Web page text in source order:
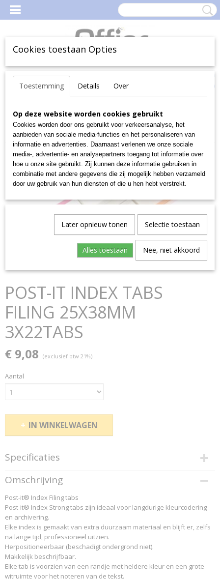
Inloggen Registreren
Uw Winkelwagen
(0)
Home >Kantoorartikelen>Schriften, memo- en schrijfblokken
Index>Tabs - Klasseren>POST-IT INDEX TABS FILING
25X38MM 3X22TABS
POST-IT INDEX TABS
FILING 25X38MM
3X22TABS
€ 9,08 (exclusief btw 21%)
Aantal
IN WINKELWAGEN
Specificaties
Productcode
686LPGO
EAN code
051141315515
Productcode leverancier
...Post-it-Pag.: 201
Omschrijving
Post-it® Index Filing tabs
Post-it® Index Strong tabs zijn ideaal voor langdurige kleurcodering
en archivering.
Elke index is gemaakt van extra duurzaam materiaal en blijft er, zelfs
na lange tijd, professioneel uitzien.
Herpositioneerbaar (beschadigt ondergrond niet).
Makkelijk beschrijfbaar.
Elke tab is voorzien van een randje met heldere kleur en een grote
witruimte voor het noteren van de tekst.
Cookies toestaan Opties
Toestemming Details Over
Op deze website worden cookies gebruikt
Cookies worden door ons gebruikt voor verkeersanalyse, het
aanbieden van sociale media-functies en het personaliseren van
informatie en advertenties. Daarnaast verlenen we onze sociale
media-, advertentie- en analysepartners toegang tot informatie over
hoe u onze site gebruikt. Zij kunnen deze informatie gebruiken in
combinatie met andere gegevens die zij mogelijk hebben verzameld
door uw gebruik van hun diensten of die u hen hebt verstrekt.
Later opnieuw tonen Selectie toestaan
Alles toestaan Nee, niet akkoord